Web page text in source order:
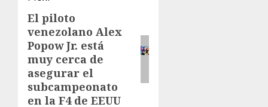
Next
post:
El piloto
venezolano Alex
Popow Jr. está
muy cerca de
asegurar el
subcampeonato
en la F4 de EEUU